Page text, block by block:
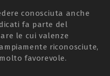
conosciuta anche
fa parte del
le cui valenze
riconosciute,
favorevole.